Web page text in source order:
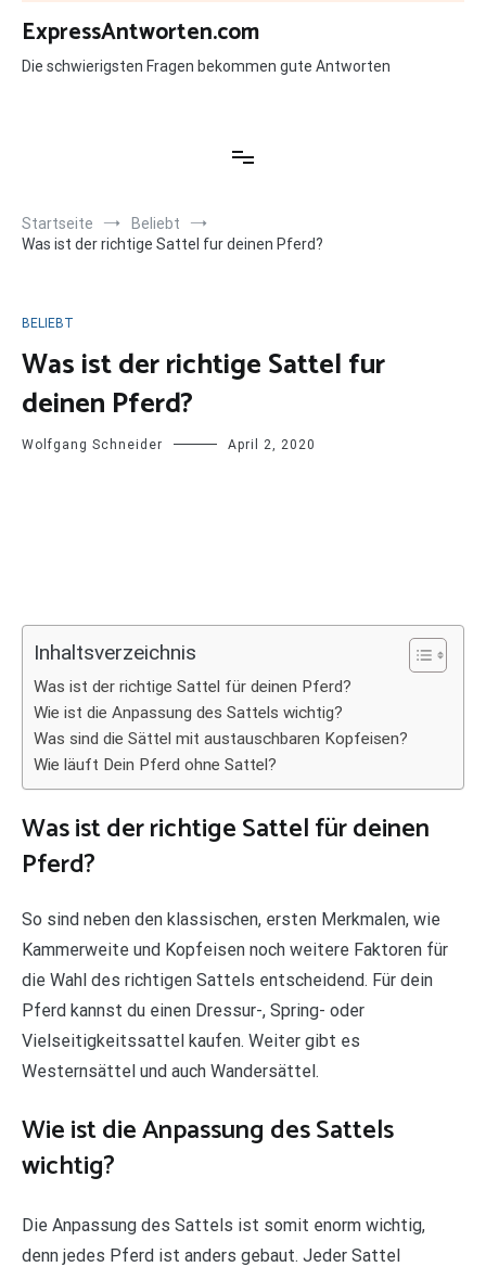
Zum
Inhalt
springen
ExpressAntworten.com
Die schwierigsten Fragen bekommen gute Antworten
Startseite
Beliebt
Was ist der richtige Sattel fur deinen Pferd?
BELIEBT
Was ist der richtige Sattel fur
deinen Pferd?
Wolfgang Schneider April 2, 2020
Inhaltsverzeichnis
Was ist der richtige Sattel für deinen Pferd?
Wie ist die Anpassung des Sattels wichtig?
Was sind die Sättel mit austauschbaren Kopfeisen?
Wie läuft Dein Pferd ohne Sattel?
Was ist der richtige Sattel für deinen
Pferd?
So sind neben den klassischen, ersten Merkmalen, wie
Kammerweite und Kopfeisen noch weitere Faktoren für
die Wahl des richtigen Sattels entscheidend. Für dein
Pferd kannst du einen Dressur-, Spring- oder
Vielseitigkeitssattel kaufen. Weiter gibt es
Westernsättel und auch Wandersättel.
Wie ist die Anpassung des Sattels
wichtig?
Die Anpassung des Sattels ist somit enorm wichtig,
denn jedes Pferd ist anders gebaut. Jeder Sattel